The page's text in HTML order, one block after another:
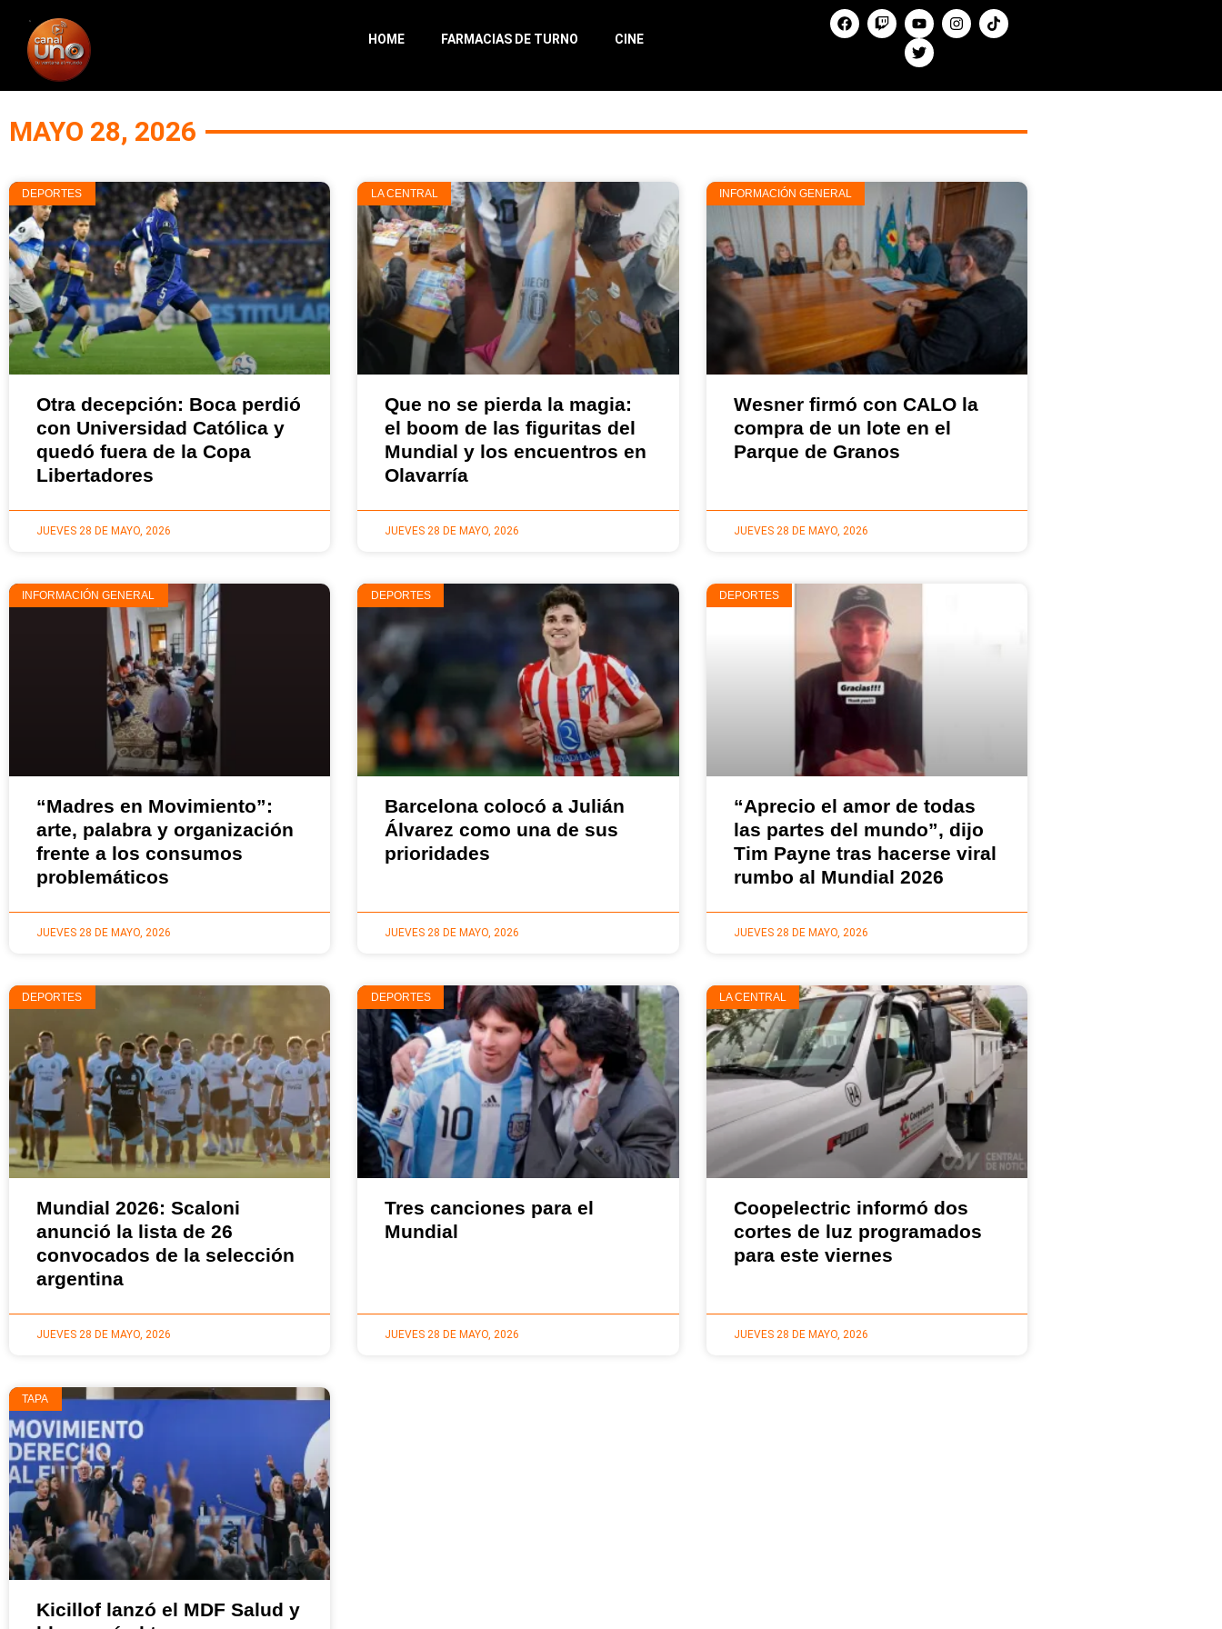
HOME FARMACIAS DE TURNO CINE
MAYO 28, 2026
DEPORTES
Otra decepción: Boca perdió
con Universidad Católica y
quedó fuera de la Copa
Libertadores
JUEVES 28 DE MAYO, 2026
LA CENTRAL
Que no se pierda la magia:
el boom de las figuritas del
Mundial y los encuentros en
Olavarría
JUEVES 28 DE MAYO, 2026
INFORMACIÓN GENERAL
Wesner firmó con CALO la
compra de un lote en el
Parque de Granos
JUEVES 28 DE MAYO, 2026
INFORMACIÓN GENERAL
“Madres en Movimiento”:
arte, palabra y organización
frente a los consumos
problemáticos
JUEVES 28 DE MAYO, 2026
DEPORTES
Barcelona colocó a Julián
Álvarez como una de sus
prioridades
JUEVES 28 DE MAYO, 2026
DEPORTES
“Aprecio el amor de todas
las partes del mundo”, dijo
Tim Payne tras hacerse viral
rumbo al Mundial 2026
JUEVES 28 DE MAYO, 2026
DEPORTES
Mundial 2026: Scaloni
anunció la lista de 26
convocados de la selección
argentina
JUEVES 28 DE MAYO, 2026
DEPORTES
Tres canciones para el
Mundial
JUEVES 28 DE MAYO, 2026
LA CENTRAL
Coopelectric informó dos
cortes de luz programados
para este viernes
JUEVES 28 DE MAYO, 2026
TAPA
Kicillof lanzó el MDF Salud y